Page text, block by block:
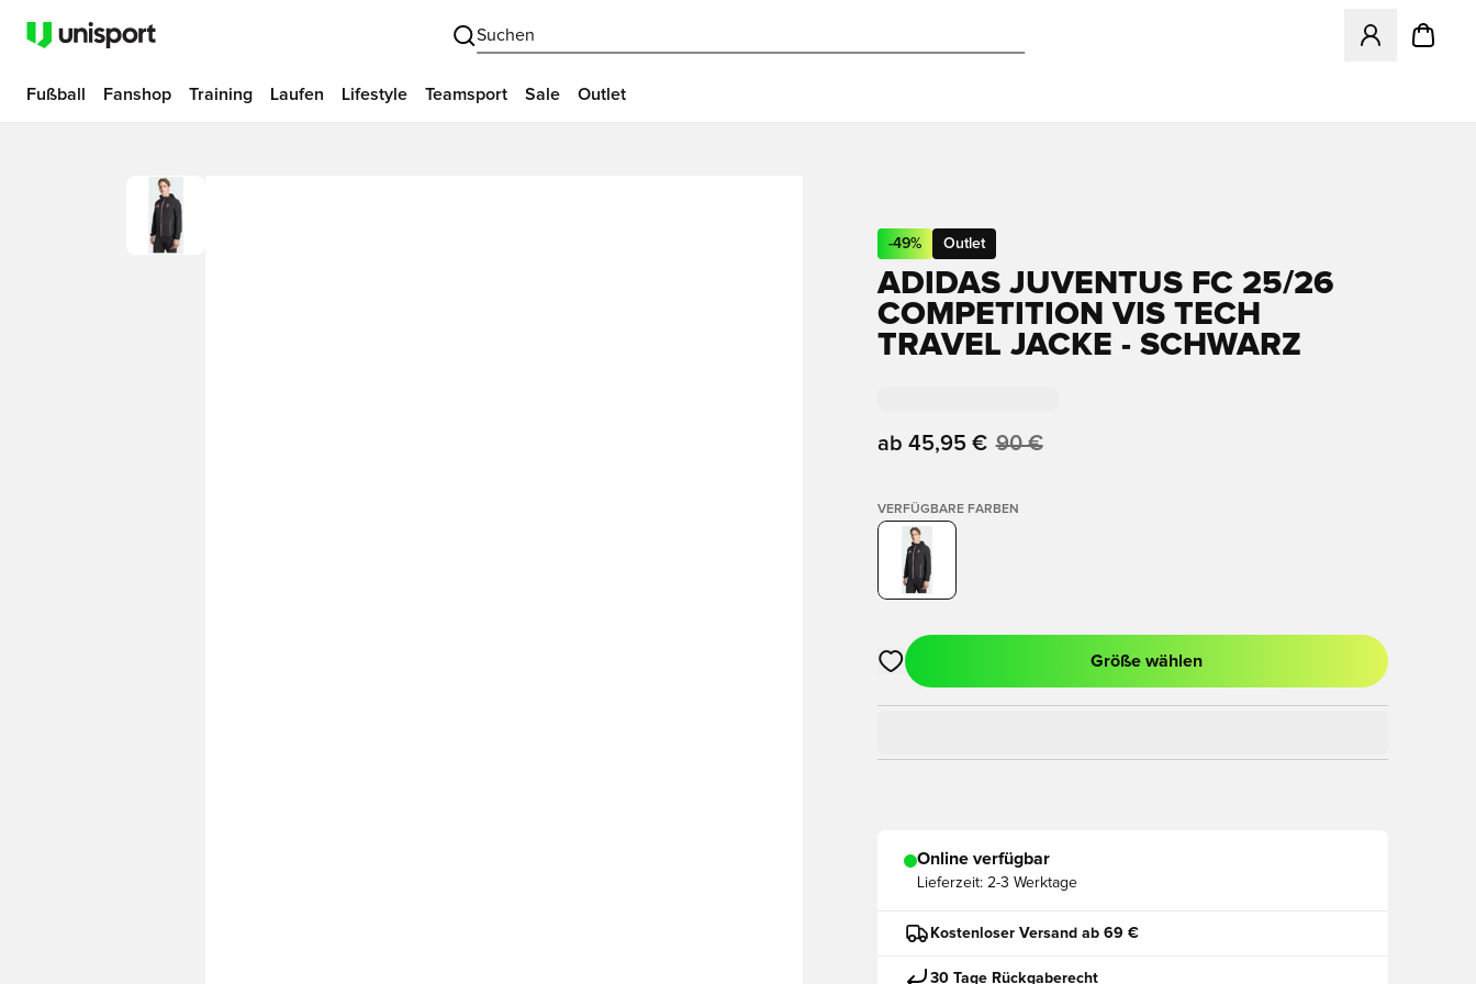
Suchen
Öffnet ein
Fußball Fanshop Training Laufen Lifestyle Teamsport Sale Outlet
-49% Outlet
ADIDAS JUVENTUS FC 25/26
COMPETITION VIS TECH
TRAVEL JACKE - SCHWARZ
ab 45,95 € 90 €
VERFÜGBARE FARBEN
Öffnet ein neues Fenster zum Anmelden oder Registrieren als Mitglied
Größe wählen
Online verfügbar
Lieferzeit: 2-3 Werktage
Kostenloser Versand ab 69 €
30 Tage Rückgaberecht